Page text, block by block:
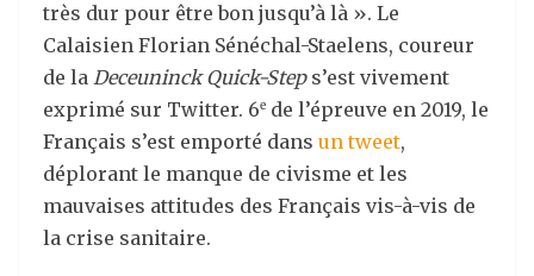
très dur pour être bon jusqu’à là ». Le
Calaisien Florian Sénéchal-Staelens, coureur
de la Deceuninck Quick-Steps’est vivement
exprimé sur Twitter. 6e de l’épreuve en 2019, le
Français s’est emporté dans un tweet,
déplorant le manque de civisme et les
mauvaises attitudes des Français vis-à-vis de
la crise sanitaire.